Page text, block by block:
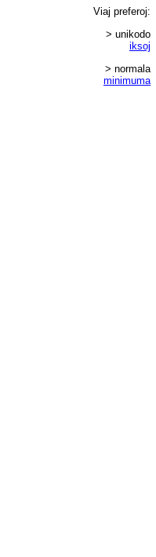
Viaj preferoj:
> unikodo
iksoj
> normala
minimuma